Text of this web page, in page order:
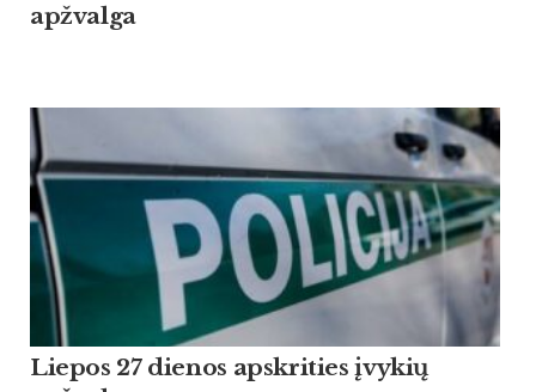
apžvalga
Liepos 27 dienos apskrities įvykių